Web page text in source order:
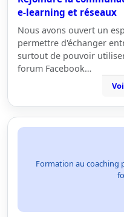
e-learning et réseaux
Nous avons ouvert un
permettre d'échanger
surtout de pouvoir
forum Facebook…
Formation au coaching